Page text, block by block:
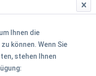
Ihnen die
können. Wenn Sie
stehen Ihnen